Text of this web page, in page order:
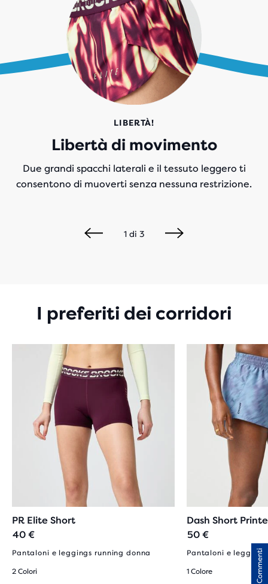
LIBERTÀ!
Libertà di movimento
Due grandi spacchi laterali e il tessuto leggero ti
consentono di muoverti senza nessuna restrizione.
1di 3
I preferiti dei corridori
PR Elite Short
40 €
Pantaloni e leggings running donna
2 Colori
Dash Short
50 €
Pantaloni e
1 Colore Commenti